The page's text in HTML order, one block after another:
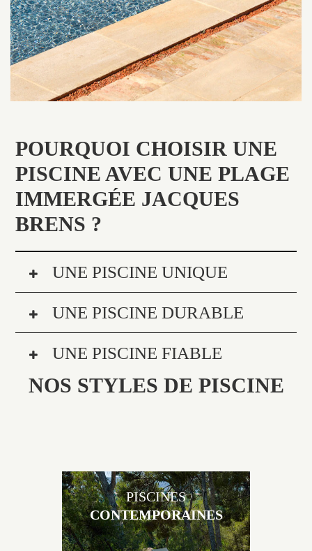
POURQUOI CHOISIR UNE
PISCINE AVEC UNE PLAGE
IMMERGÉE JACQUES
BRENS ?
UNE PISCINE UNIQUE
UNE PISCINE DURABLE
UNE PISCINE FIABLE
NOS STYLES DE PISCINE
PISCINES
CONTEMPORAINES